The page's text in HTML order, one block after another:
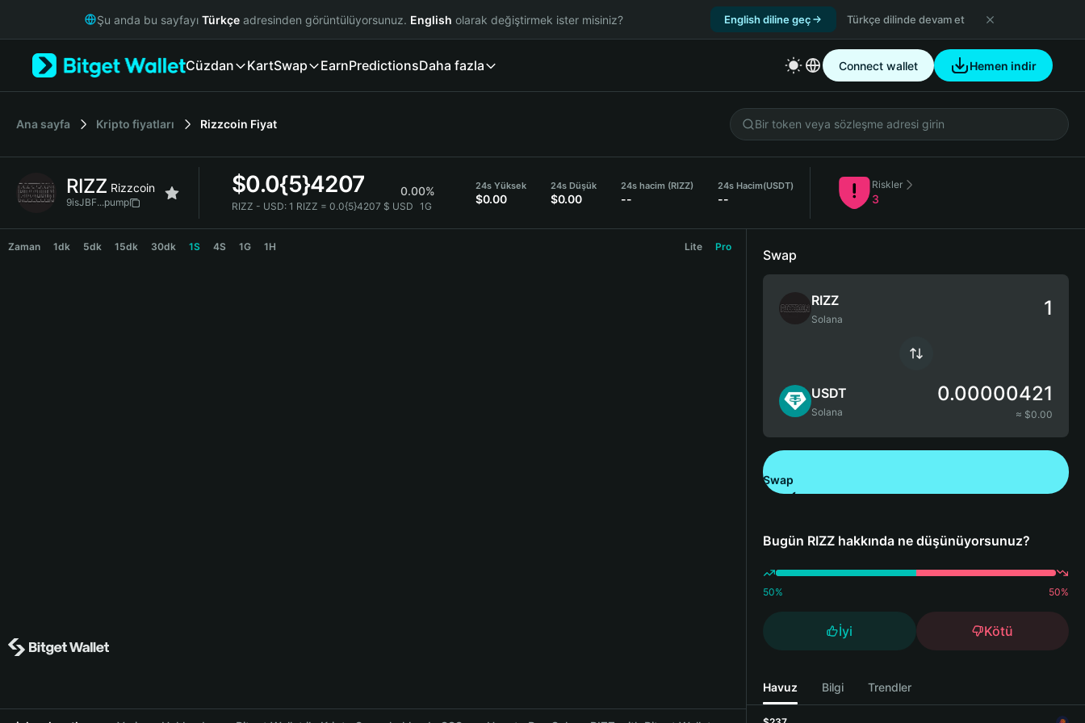
Русский
Italiano
简体中文
繁體中文
Bahasa Indonesia
Şu anda bu sayfayı Türkçe adresinden görüntülüyorsunuz. English olarak değiştirmek ister misiniz? English diline geç Türkçe dilinde devam et
Cüzdan KartSwap EarnPredictionsDaha fazla Connect wallet Hemen indir
Ana sayfa Kripto fiyatları Rizzcoin Fiyat
RIZZ Rizzcoin
9isJBF...pump
$0.0{5}4207 0.00%
RIZZ - USD: 1 RIZZ = 0.0{5}4207 $ USD 1G
24s Yüksek
$0.00
24s Düşük
$0.00
24s hacim (RIZZ)
--
24s Hacim(USDT)
--
Riskler
3
Zaman 1dk 5dk 15dk 30dk 1S 4S 1G 1H Lite Pro
Swap
RIZZ
Solana
USDT
Solana
0.00000421
≈ $0.00
Swap
Bugün RIZZ hakkında ne düşünüyorsunuz?
50% 50%
İyi Kötü
Havuz Bilgi Trendler